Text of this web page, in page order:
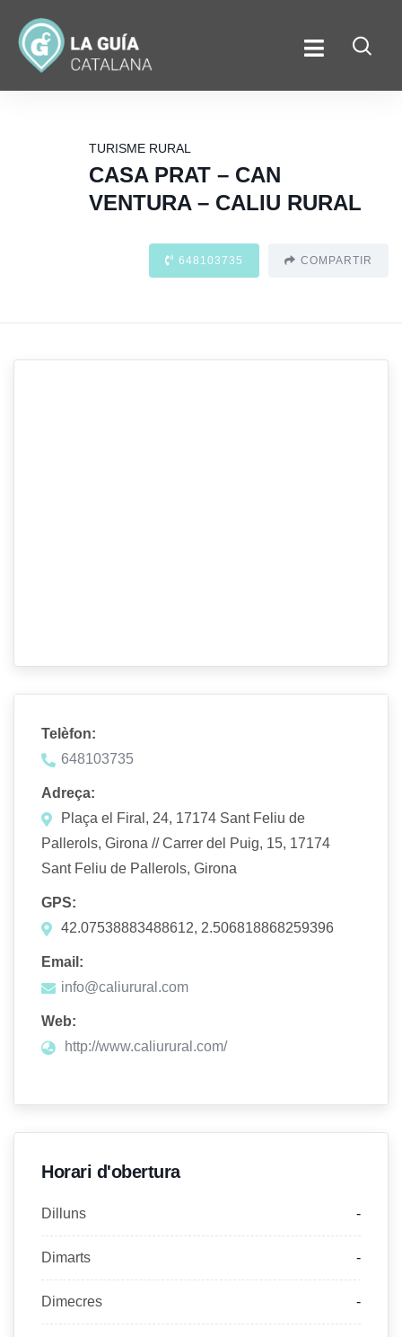
TURISME RURAL
CASA PRAT – CAN
VENTURA – CALIU RURAL
648103735 COMPARTIR
Telèfon:
648103735
Adreça:
Plaça el Firal, 24, 17174 Sant Feliu de
Pallerols, Girona // Carrer del Puig, 15, 17174
Sant Feliu de Pallerols, Girona
GPS:
42.07538883488612, 2.506818868259396
Email:
info@caliurural.com
Web:
http://www.caliurural.com/
Horari d'obertura
Dilluns -
Dimarts -
Dimecres -